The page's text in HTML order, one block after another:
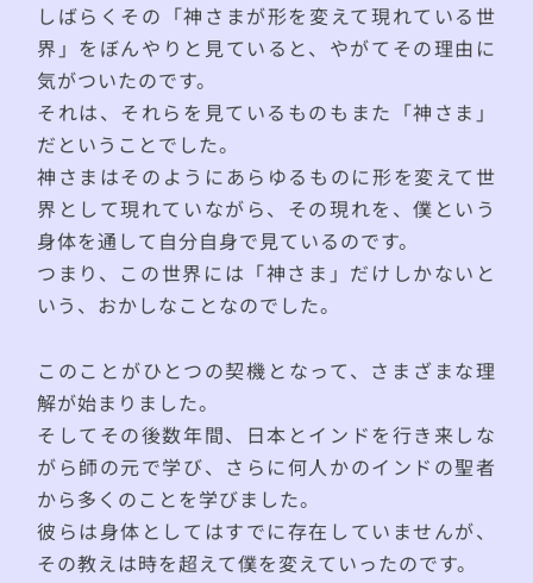
しばらくその「神さまが形を変えて現れている世
界」をぼんやりと見ていると、やがてその理由に
気がついたのです。
それは、それらを見ているものもまた「神さま」
だということでした。
神さまはそのようにあらゆるものに形を変えて世
界として現れていながら、その現れを、僕という
身体を通して自分自身で見ているのです。
つまり、この世界には「神さま」だけしかないと
いう、おかしなことなのでした。
このことがひとつの契機となって、さまざまな理
解が始まりました。
そしてその後数年間、日本とインドを行き来しな
がら師の元で学び、さらに何人かのインドの聖者
から多くのことを学びました。
彼らは身体としてはすでに存在していませんが、
その教えは時を超えて僕を変えていったのです。